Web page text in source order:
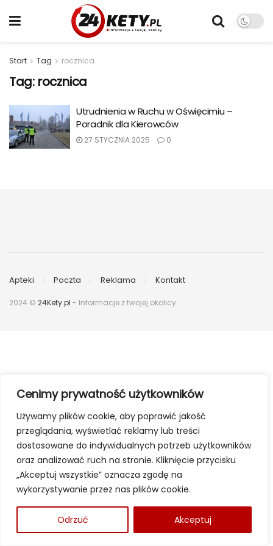
Cenimy prywatność użytkowników
Używamy plików cookie, aby poprawić jakość
przeglądania, wyświetlać reklamy lub treści
dostosowane do indywidualnych potrzeb użytkowników
oraz analizować ruch na stronie. Kliknięcie przycisku
„Akceptuj wszystkie” oznacza zgodę na
wykorzystywanie przez nas plików cookie.
Odrzuć Akceptuj
Start Tag rocznica
Tag: rocznica
Utrudnienia w Ruchu w Oświęcimiu –
Poradnik dla Kierowców
27 STYCZNIA 2025 0
Apteki Poczta Reklama Kontakt
2024 © 24Kety.pl - Informacje z twojej okolicy